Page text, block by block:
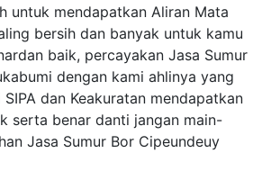
untuk mendapatkan Aliran Mata
bersih dan banyak untuk kamu
baik, percayakan Jasa Sumur
dengan kami ahlinya yang
dan Keakuratan mendapatkan
serta benar danti jangan main-
Jasa Sumur Bor Cipeundeuy